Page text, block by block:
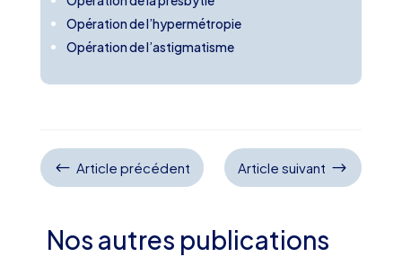
Opération de l’hypermétropie
Opération de l’astigmatisme
# Article précédent Article suivant $
Nos autres publications